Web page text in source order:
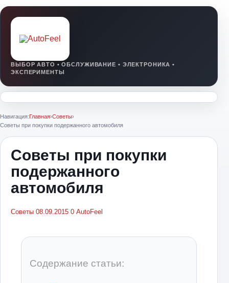
Навигация:Главная›Советы›
Советы при покупки подержанного автомобиля
Советы при покупки
подержанного
автомобиля
Советы 08.09.2015 0 AutoFeel
Содержание статьи: